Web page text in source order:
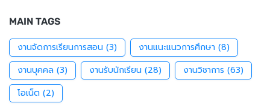
MAIN TAGS
งานจัดการเรียนการสอน (3) งานแนะแนวการศึกษา (8)
งานบุคคล (3) งานรับนักเรียน (28) งานวิชาการ (63)
โอเน็ต (2)